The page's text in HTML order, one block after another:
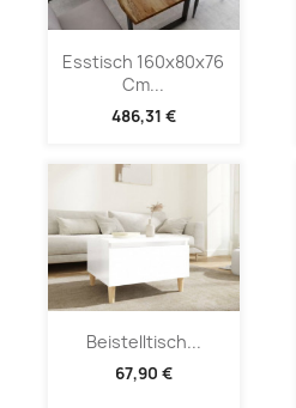
Esstisch 160x80x76
Cm...
486,31 €
Beistelltisch...
67,90 €